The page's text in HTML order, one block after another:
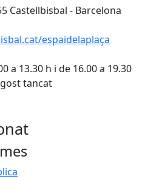
Castellbisbal - Barcelona
espaidelaplaça
a 13.30 h i de 16.00 a 19.30
tancat